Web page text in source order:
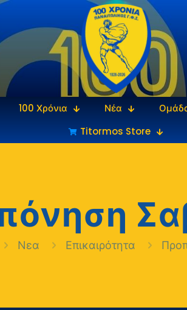
100 Χρόνια Νέα
Titormos Store
Νεα Επικαιρότητα